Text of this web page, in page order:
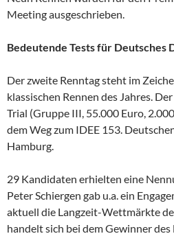
Meeting ausgeschrieben.
Bedeutende Tests für Deutsches
Der zweite Renntag steht im
klassischen Rennen des Jahres.
Trial (Gruppe III, 55.000 Euro,
dem Weg zum IDEE 153.
Hamburg.
29 Kandidaten erhielten eine
Peter Schiergen gab u.a. ein
aktuell die Langzeit-Wettmärkte
handelt sich bei dem Gewinner